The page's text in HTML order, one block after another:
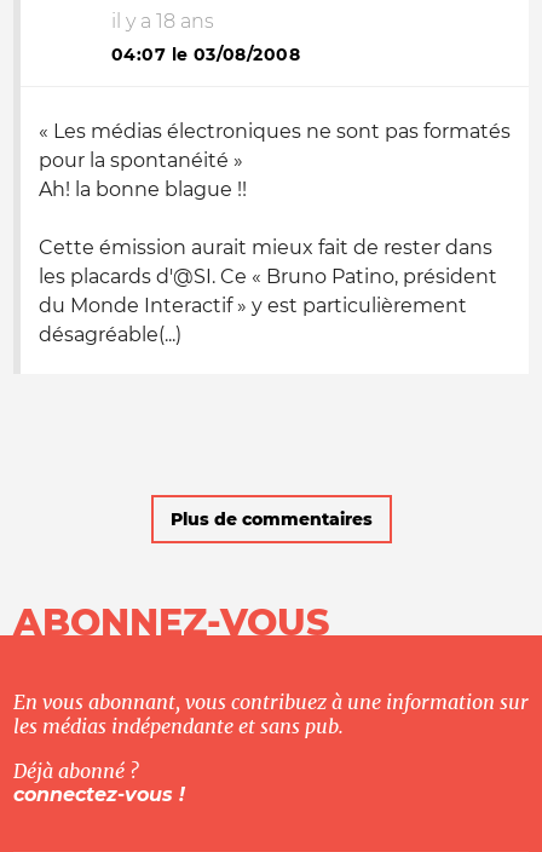
il y a 18 ans
04:07 le 03/08/2008
« Les médias électroniques ne sont pas formatés
pour la spontanéité »
Ah! la bonne blague !!
Cette émission aurait mieux fait de rester dans
les placards d'@SI. Ce « Bruno Patino, président
du Monde Interactif » y est particulièrement
désagréable(...)
Plus de commentaires
ABONNEZ-VOUS
En vous abonnant, vous contribuez à une information sur
les médias indépendante et sans pub.
Déjà abonné ?
connectez-vous !